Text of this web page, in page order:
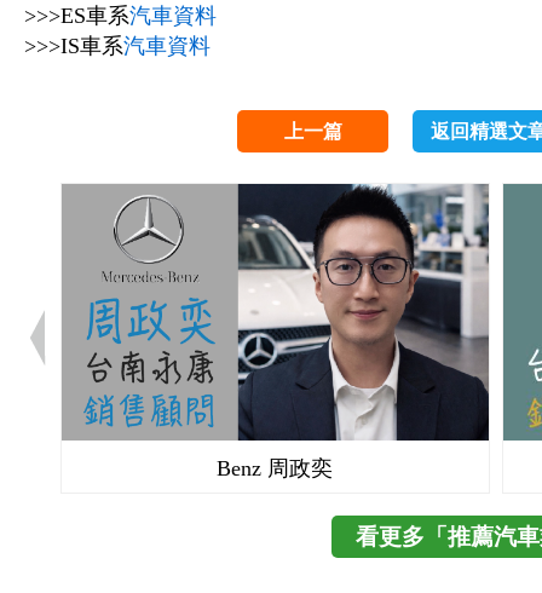
>>>ES車系汽車資料
>>>IS車系汽車資料
上一篇 返回精選文
Benz 周政奕
看更多「推薦汽